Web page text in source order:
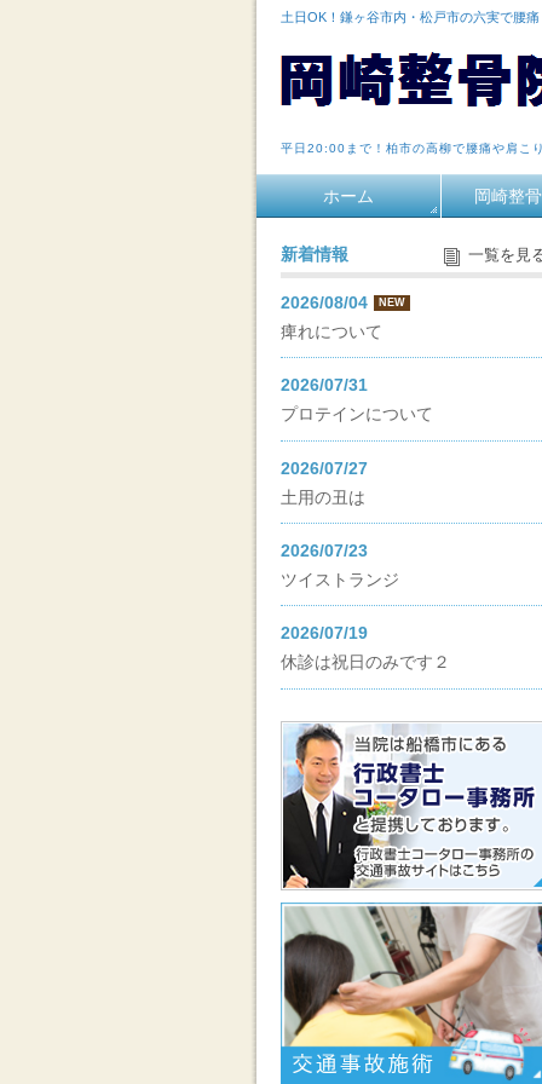
土日OK！鎌ヶ谷市内・松戸市の六実で腰
平日20:00まで！柏市の高柳で腰痛や肩こ
ホーム 岡崎整
新着情報 一覧を見
2026/08/04 NEW
痺れについて
2026/07/31
プロテインについて
2026/07/27
土用の丑は
2026/07/23
ツイストランジ
2026/07/19
休診は祝日のみです２